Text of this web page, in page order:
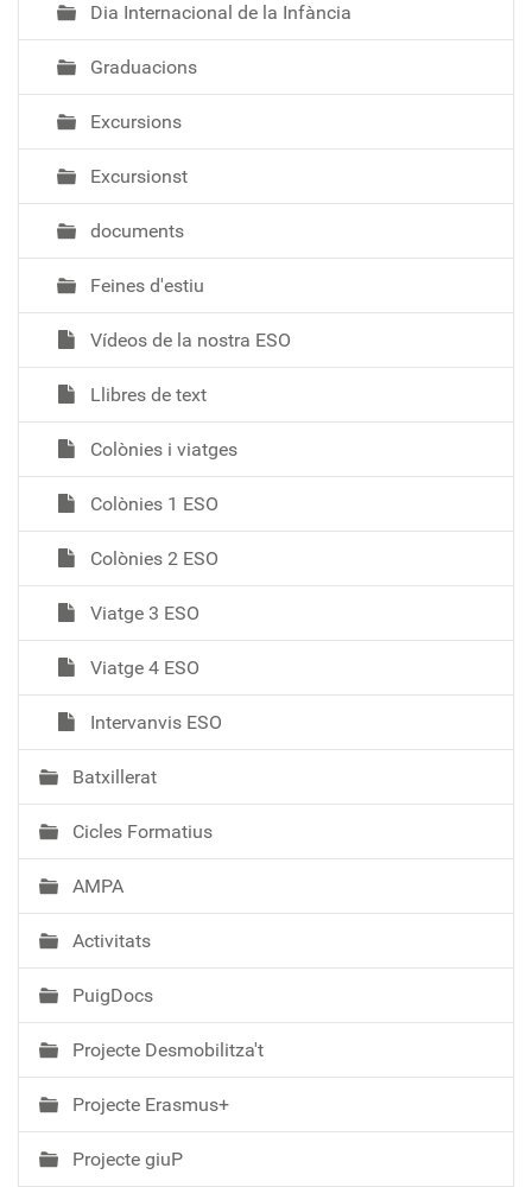
Dia Internacional de la Infància
Graduacions
Excursions
Excursionst
documents
Feines d'estiu
Vídeos de la nostra ESO
Llibres de text
Colònies i viatges
Colònies 1 ESO
Colònies 2 ESO
Viatge 3 ESO
Viatge 4 ESO
Intervanvis ESO
Batxillerat
Cicles Formatius
AMPA
Activitats
PuigDocs
Projecte Desmobilitza't
Projecte Erasmus+
Projecte giuP